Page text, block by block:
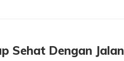
Sehat Dengan Jalan